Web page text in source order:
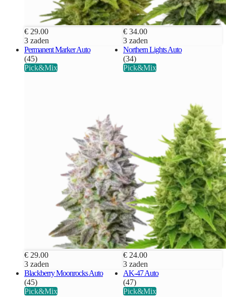
€ 29.00
3 zaden
€ 34.00
3 zaden
Permanent Marker Auto
(45)
Pick&Mix
€ 29.00
3 zaden
Northern Lights Auto
(34)
Pick&Mix
€ 24.00
3 zaden
Blackberry Moonrocks Auto
(45)
Pick&Mix
AK-47 Auto
(47)
Pick&Mix